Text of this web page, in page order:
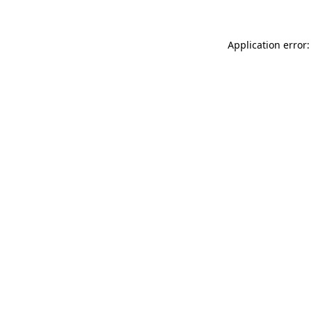
Application